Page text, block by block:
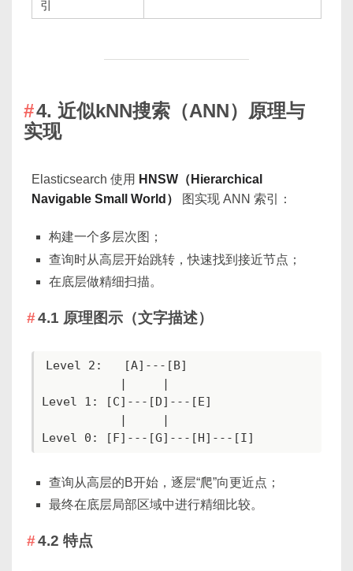
引
4. 近似kNN搜索（ANN）原理与
实现
Elasticsearch 使用 HNSW（Hierarchical
Navigable Small World）
图实现 ANN 索引：
构建一个多层次图；
查询时从高层开始跳转，快速找到接近节点；
在底层做精细扫描。
4.1 原理图示（文字描述）
Level 2:   [A]---[B]
Level 1: [C]---[D]---[E]
Level 0: [F]---[G]---[H]---[I]
查询从高层的B开始，逐层“爬”向更近点；
最终在底层局部区域中进行精细比较。
4.2 特点